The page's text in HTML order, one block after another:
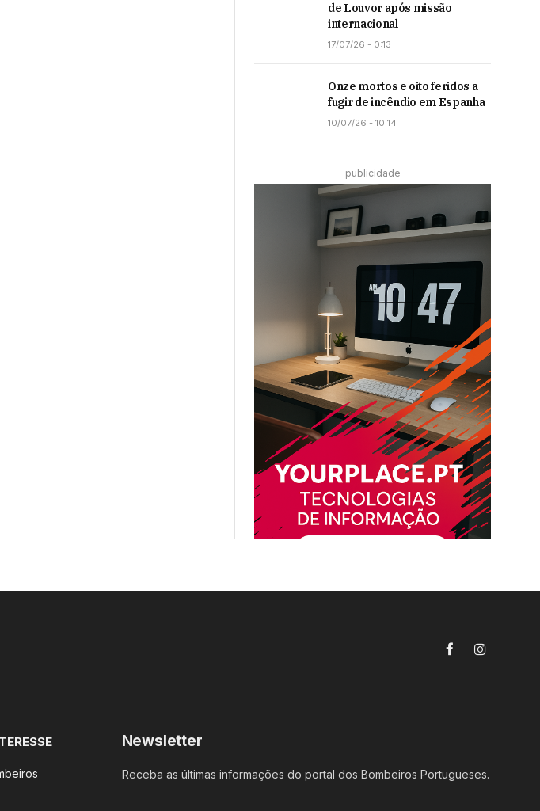
de Louvor após missão
internacional
17/07/26 - 0:13
Onze mortos e oito feridos a
fugir de incêndio em Espanha
10/07/26 - 10:14
publicidade
FacebookInstagram
Newsletter
Receba as últimas informações do portal dos Bombeiros Portugueses.